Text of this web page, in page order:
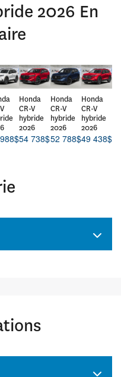
2026 En
$
Honda
CR-V
hybride
2026
54 738$
Honda
CR-V
hybride
2026
52 788$
Honda
CR-V
hybride
2026
49 438$